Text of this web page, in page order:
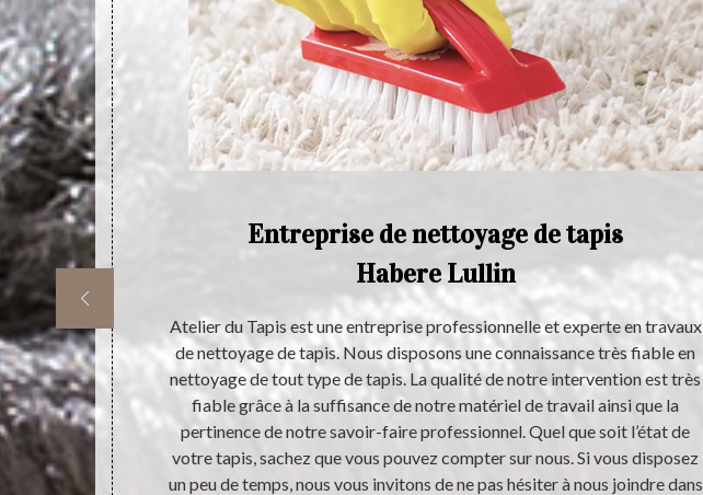
types de
du tout le
la maison
de prix.
propreté.
pas
Entreprise de nettoyage de tapis
Habere Lullin
Atelier du Tapis est une entreprise professionnelle et experte en travaux
de nettoyage de tapis. Nous disposons une connaissance très fiable en
nettoyage de tout type de tapis. La qualité de notre intervention est très
fiable grâce à la suffisance de notre matériel de travail ainsi que la
pertinence de notre savoir-faire professionnel. Quel que soit l’état de
votre tapis, sachez que vous pouvez compter sur nous. Si vous disposez
un peu de temps, nous vous invitons de ne pas hésiter à nous joindre dans